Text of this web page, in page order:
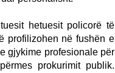
hetuesit policorë të
profilizohen në fushën e
gjykime profesionale për
prokurimit publik.